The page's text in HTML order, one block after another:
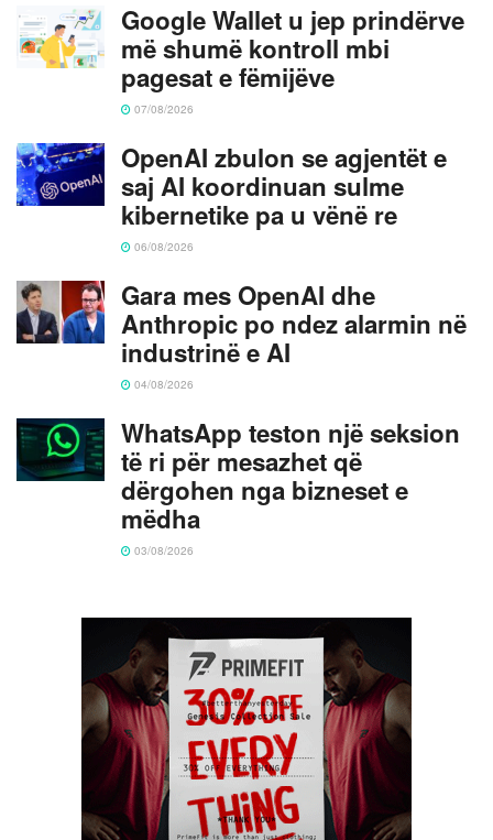
Google Wallet u jep prindërve
më shumë kontroll mbi
pagesat e fëmijëve
07/08/2026
OpenAI zbulon se agjentët e
saj AI koordinuan sulme
kibernetike pa u vënë re
06/08/2026
Gara mes OpenAI dhe
Anthropic po ndez alarmin në
industrinë e AI
04/08/2026
WhatsApp teston një seksion
të ri për mesazhet që
dërgohen nga bizneset e
mëdha
03/08/2026